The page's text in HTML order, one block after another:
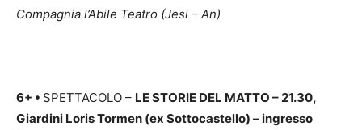
Compagnia l’Abile Teatro (Jesi – An)
6+ • SPETTACOLO – LE STORIE DEL MATTO – 21.30,
Giardini Loris Tormen (ex Sottocastello) – ingresso